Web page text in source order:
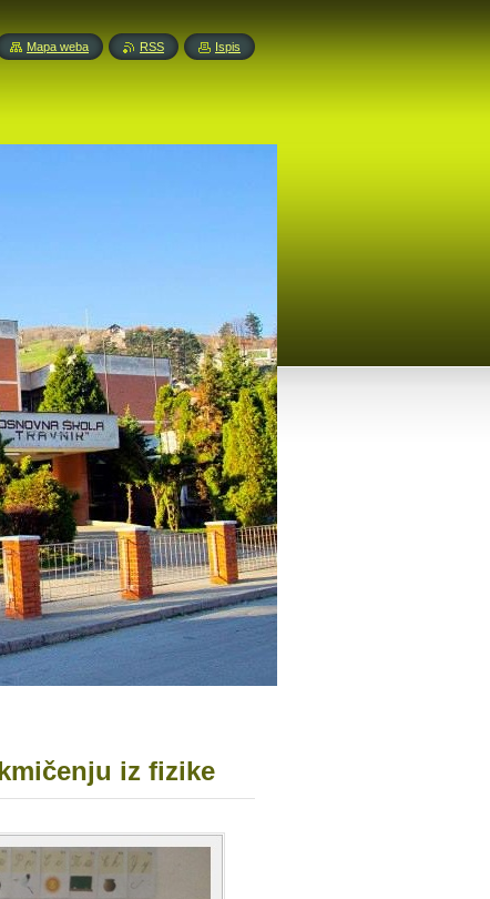
iz fizike
Mapa weba RSS Ispis